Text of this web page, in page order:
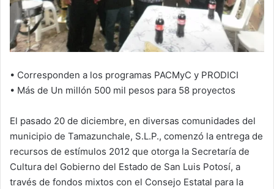
• Corresponden a los programas PACMyC y PRODICI
• Más de Un millón 500 mil pesos para 58 proyectos
El pasado 20 de diciembre, en diversas comunidades del
municipio de Tamazunchale, S.L.P., comenzó la entrega de
recursos de estímulos 2012 que otorga la Secretaría de
Cultura del Gobierno del Estado de San Luis Potosí, a
través de fondos mixtos con el Consejo Estatal para la